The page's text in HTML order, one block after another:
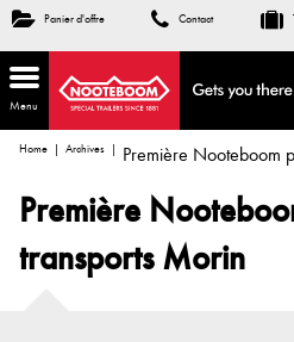
Panier d'offre Contact
Menu
Home Archives Première Nooteboom
Première
transports Morin